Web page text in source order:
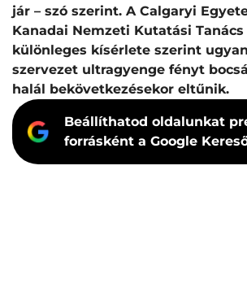
jár – szó szerint. A Calgaryi
Kanadai Nemzeti Kutatási
különleges kísérlete szerint
szervezet ultragyenge fényt
halál bekövetkezésekor eltűnik.
Beállíthatod oldalunkat
forrásként a Google